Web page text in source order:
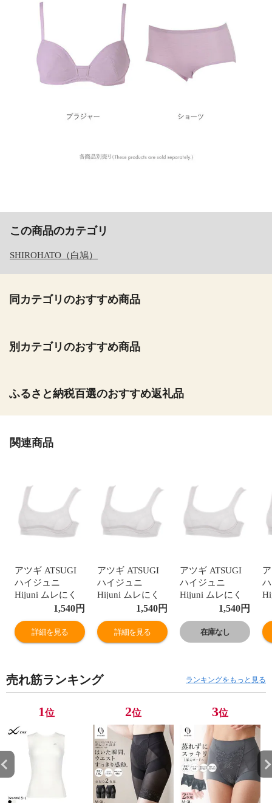
この商品のカテゴリ
SHIROHATO（白鳩）
同カテゴリのおすすめ商品
別カテゴリのおすすめ商品
ふるさと納税百選のおすすめ返礼品
関連商品
アツギ ATSUGI
ハイジュニ
Hijuni ムレにく
い メッシュ スポ
ーツブラ ジュニ
ア 女の子 単品
1,540円
詳細を見る
アツギ ATSUGI
ハイジュニ
Hijuni ムレにく
い メッシュ スポ
ーツブラ ジュニ
ア 女の子 単品
1,540円
詳細を見る
アツギ ATSUGI
ハイジュニ
Hijuni ムレにく
い メッシュ スポ
ーツブラ ジュニ
ア 女の子 単品
1,540円
在庫なし
売れ筋ランキング ランキングをもっと見る
1位 2位 3位